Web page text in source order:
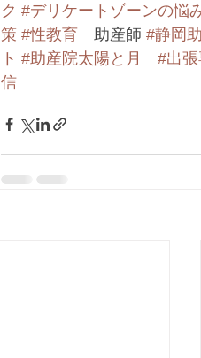
ク #デリケートゾーンの悩
策 #性教育 助産師 #静岡
ト #助産院太陽と月 #出
信